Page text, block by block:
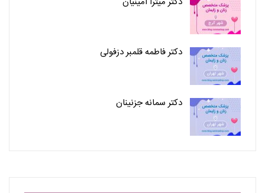
دکتر فاطمه قلمبر دزفولی
دکتر سمانه جزنینان